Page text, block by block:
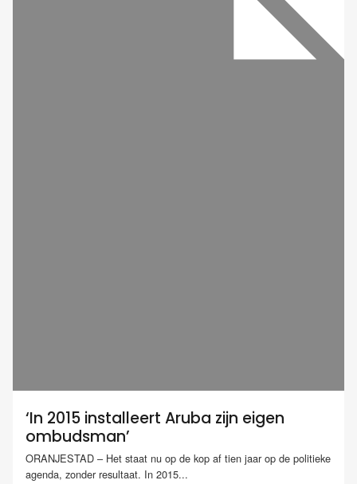
‘In 2015 installeert Aruba zijn eigen
ombudsman’
ORANJESTAD – Het staat nu op de kop af tien jaar op de politieke
agenda, zonder resultaat. In 2015...